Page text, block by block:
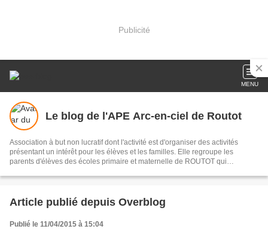
Publicité
MENU
Le blog de l'APE Arc-en-ciel de Routot
Association à but non lucratif dont l'activité est d'organiser des activités
présentant un intérêt pour les élèves et les familles. Elle regroupe les
parents d'élèves des écoles primaire et maternelle de ROUTOT qui
Article publié depuis Overblog
Publié le 11/04/2015 à 15:04